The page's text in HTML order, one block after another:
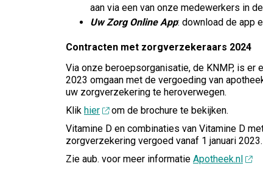
aan via een van onze medewerkers in
Uw Zorg Online App: download de app
Contracten met zorgverzekeraars 2024
Via onze beroepsorganisatie, de KNMP, is er
2023 omgaan met de vergoeding van
uw zorgverzekering te heroverwegen.
Klik hier
om de brochure te bekijken.
Vitamine D en combinaties van Vitamine D
zorgverzekering vergoed vanaf 1 januari 2023.
Zie aub. voor meer informatie Apotheek.nl